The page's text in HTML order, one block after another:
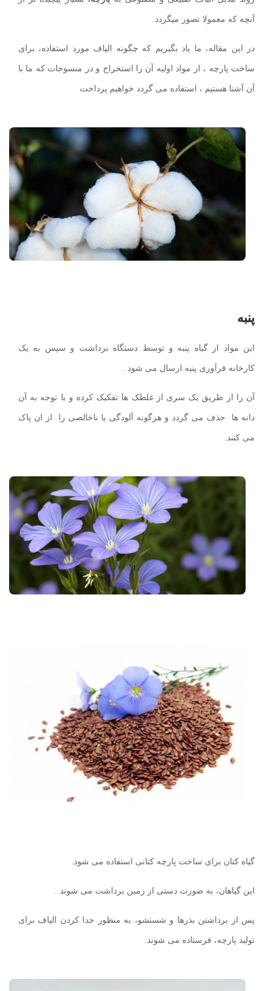
آنچه که معمولا تصور میگردد.
در این مقاله، ما یاد بگیریم که چگونه الیاف مورد استفاده، برای
ساخت پارچه ، از مواد اولیه آن را استخراج و در منسوجات که ما با
آن آشنا هستیم ، استفاده می گردد خواهیم پرداخت
پنبه
این مواد از گیاه پنبه و توسط دستگاه برداشت و سپس به یک
کارخانه فرآوری پنبه ارسال می شود .
آن را از طریق یک سری از غلطک ها تفکیک کرده و با توجه به آن
دانه ها حذف می گردد و هرگونه آلودگی یا ناخالصی را از ان پاک
می کنند.
گیاه کتان برای ساخت پارچه کتانی استفاده می شود.
این گیاهان، به صورت دستی از زمین برداشت می شوند .
پس از برداشتن بذرها و شستشو، به منظور جدا کردن الیاف برای
تولید پارچه، فرستاده می شوند.